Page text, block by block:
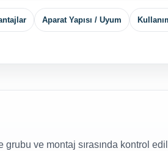
Aparat Yapısı / Uyum
grubu ve montaj sırasında kontrol